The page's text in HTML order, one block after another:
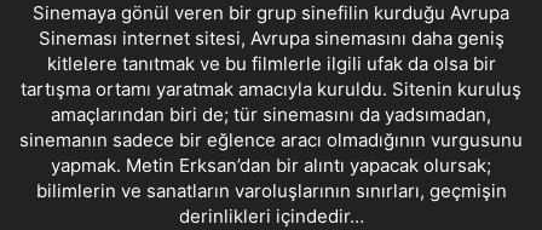
Sinemaya gönül veren bir grup sinefilin kurduğu Avrupa
Sineması internet sitesi, Avrupa sinemasını daha geniş
kitlelere tanıtmak ve bu filmlerle ilgili ufak da olsa bir
tartışma ortamı yaratmak amacıyla kuruldu. Sitenin kuruluş
amaçlarından biri de; tür sinemasını da yadsımadan,
sinemanın sadece bir eğlence aracı olmadığının vurgusunu
yapmak. Metin Erksan’dan bir alıntı yapacak olursak;
bilimlerin ve sanatların varoluşlarının sınırları, geçmişin
derinlikleri içindedir…